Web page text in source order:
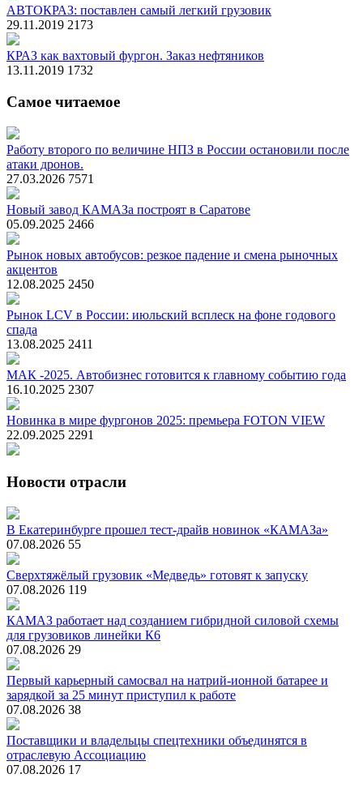
АВТОКРАЗ: поставлен самый легкий грузовик
29.11.2019 2173
КРАЗ как вахтовый фургон. Заказ нефтяников
13.11.2019 1732
Самое читаемое
Работу второго по величине НПЗ в России остановили после
атаки дронов.
27.03.2026 7571
Новый завод КАМАЗа построят в Саратове
05.09.2025 2466
Рынок новых автобусов: резкое падение и смена рыночных
акцентов
12.08.2025 2450
Рынок LCV в России: июльский всплеск на фоне годового
спада
13.08.2025 2411
МАК -2025. Автобизнес готовится к главному событию года
16.10.2025 2307
Новинка в мире фургонов 2025: премьера FOTON VIEW
22.09.2025 2291
Новости отрасли
В Екатеринбурге прошел тест-драйв новинок «КАМАЗа»
07.08.2026 55
Сверхтяжёлый грузовик «Медведь» готовят к запуску
07.08.2026 119
КАМАЗ работает над созданием гибридной силовой схемы
для грузовиков линейки К6
07.08.2026 29
Первый карьерный самосвал на натрий-ионной батарее и
зарядкой за 25 минут приступил к работе
07.08.2026 38
Поставщики и владельцы спецтехники объединятся в
отраслевую Ассоциацию
07.08.2026 17